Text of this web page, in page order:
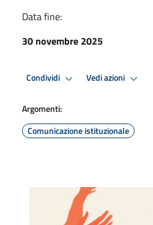
Data fine:
30 novembre 2025
Condividi Vedi azioni
Argomenti:
Comunicazione istituzionale